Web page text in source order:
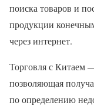
поиска товаров и
продукции
через интернет.
Торговля с Китаем
позволяющая
по определению